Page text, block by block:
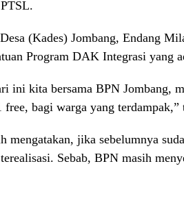
(Kades) Jombang, Endang
Program DAK Integrasi yang
ini kita bersama BPN Jombang,
free, bagi warga yang terdampak,”
mengatakan, jika sebelumnya
Sebab, BPN masih